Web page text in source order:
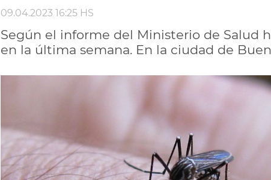
09.04.2023 16:25 HS
Según el informe del Ministerio de Salud
en la última semana. En la ciudad de